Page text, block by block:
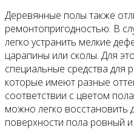
Деревянные полы также
ремонтопригодностью. В
легко устранить мелкие
царапины или сколы. Для
специальные средства для
которые имеют разные
соответствии с цветом
можно легко восстановить
поверхности пола ровный и